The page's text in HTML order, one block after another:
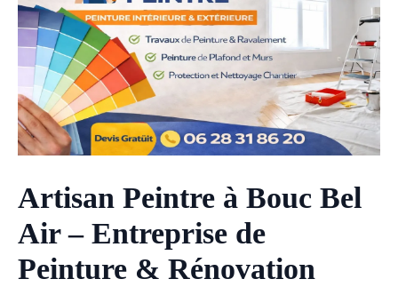
Artisan Peintre à Bouc Bel
Air – Entreprise de
Peinture & Rénovation